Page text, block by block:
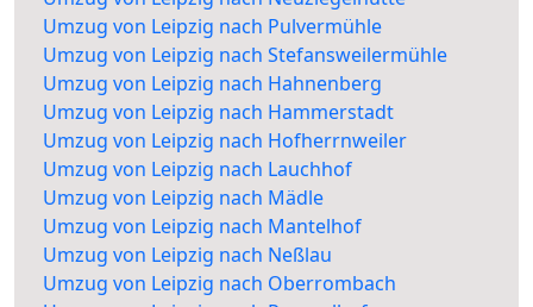
Umzug von Leipzig nach Pulvermühle
Umzug von Leipzig nach Stefansweilermühle
Umzug von Leipzig nach Hahnenberg
Umzug von Leipzig nach Hammerstadt
Umzug von Leipzig nach Hofherrnweiler
Umzug von Leipzig nach Lauchhof
Umzug von Leipzig nach Mädle
Umzug von Leipzig nach Mantelhof
Umzug von Leipzig nach Neßlau
Umzug von Leipzig nach Oberrombach